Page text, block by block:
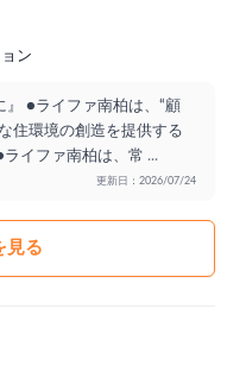
ン
』 ●ライファ南柏は、“顧
住環境の創造を提供する
イファ南柏は、常 ...
更新日：2026/07/24
見る